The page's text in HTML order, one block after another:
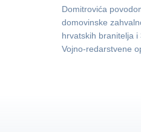
Domitrovića
domovinske
hrvatskih branitelja i
Vojno-redarstvene